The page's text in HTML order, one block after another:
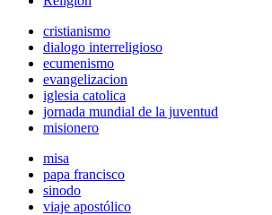
cristianismo
dialogo interreligioso
ecumenismo
evangelizacion
iglesia catolica
jornada mundial de la juventud
misionero
misa
papa francisco
sinodo
viaje apostólico